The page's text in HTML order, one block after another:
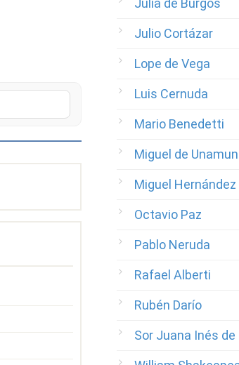
Julia de Burgos
Julio Cortázar
Lope de Vega
Luis Cernuda
Mario Benedetti
Miguel de
Miguel Hernández
Octavio Paz
Pablo Neruda
Rafael Alberti
Rubén Darío
Sor Juana Inés de